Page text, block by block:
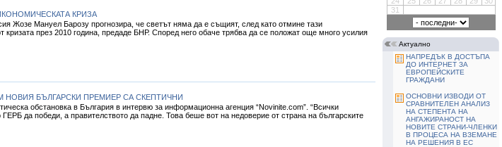
КРИЗА
Жозе Мануел Барозу прогнозира, че светът няма да е същият, след като отмине тази
през 2010 година, предаде БНР. Според него обаче трябва да се положат още много усилия
БЪЛГАРСКИ ПРЕМИЕР СА СКЕПТИЧНИ
обстановка в България в интервю за информационна агенция “Novinite.com”. “Всички
да победи, а правителството да падне. Това беше вот на недоверие от страна на българските
31
Актуално
НАПРЕДЪК В ДОСТЪПА
ДО ИНТЕРНЕТ ЗА
ЕВРОПЕЙСКИТЕ
ГРАЖДАНИ
ОСНОВНИ ИЗВОДИ ОТ
СРАВНИТЕЛЕН АНАЛИЗ
НА СТЕПЕНТА НА
АНГАЖИРАНОСТ НА
НОВИТЕ СТРАНИ-ЧЛЕНКИ
В ПРОЦЕСА НА ВЗЕМАНЕ
НА РЕШЕНИЯ В ЕС